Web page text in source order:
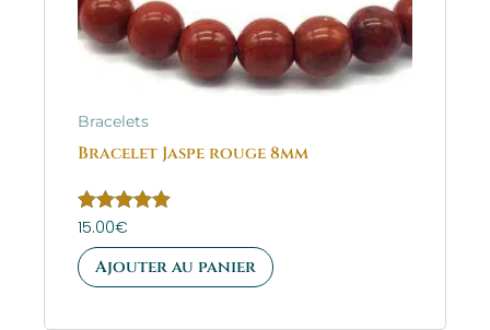
Bracelets
Bracelet Jaspe rouge 8mm
Note
5.00
sur 5
15.00€
Ajouter au panier